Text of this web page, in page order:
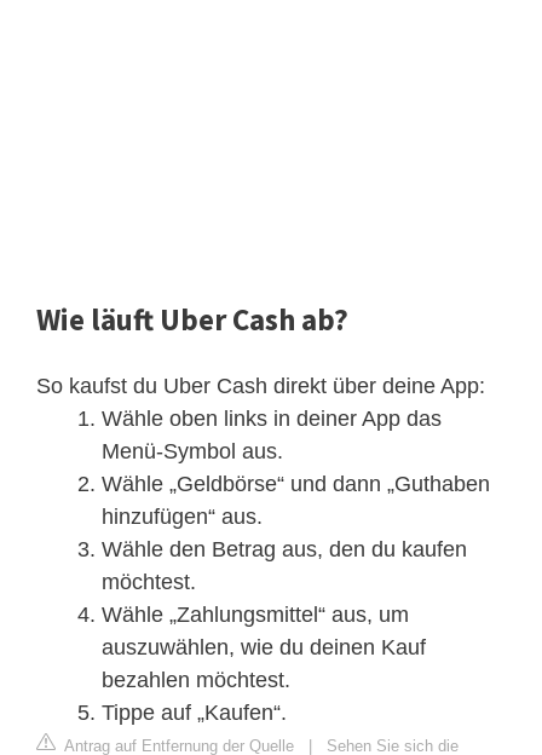
Wie läuft Uber Cash ab?
So kaufst du Uber Cash direkt über deine App:
Wähle oben links in deiner App das
Menü-Symbol aus.
Wähle „Geldbörse“ und dann „Guthaben
hinzufügen“ aus.
Wähle den Betrag aus, den du kaufen
möchtest.
Wähle „Zahlungsmittel“ aus, um
auszuwählen, wie du deinen Kauf
bezahlen möchtest.
Tippe auf „Kaufen“.
Antrag auf Entfernung der Quelle | Sehen Sie sich die